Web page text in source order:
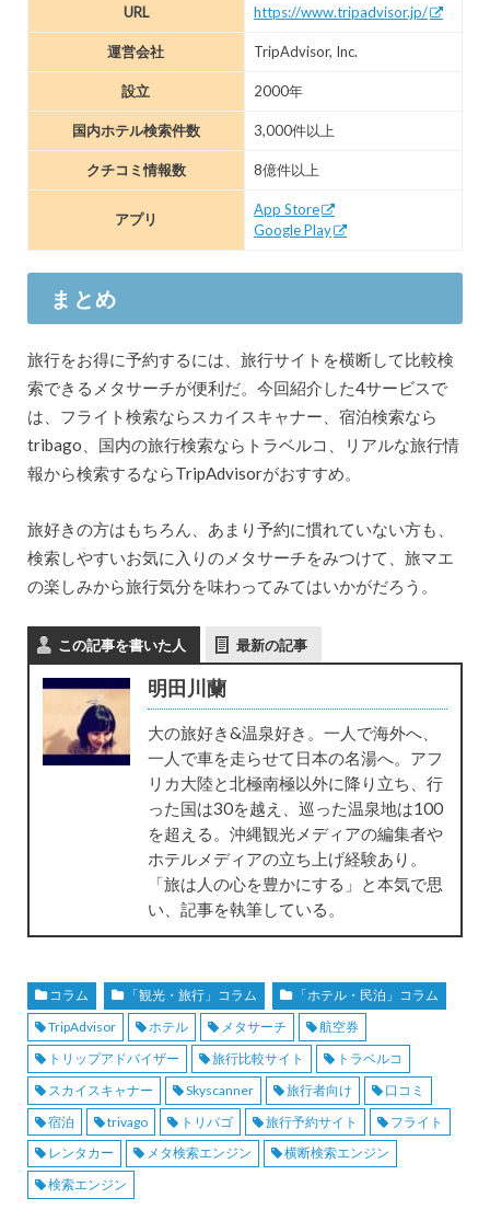
URL https://www.tripadvisor.jp/
運営会社 TripAdvisor, Inc.
設立 2000年
国内ホテル検索件数 3,000件以上
クチコミ情報数 8億件以上
アプリ
App Store
Google Play
まとめ
旅行をお得に予約するには、旅行サイトを横断して比較検
索できるメタサーチが便利だ。今回紹介した4サービスで
は、フライト検索ならスカイスキャナー、宿泊検索なら
tribago、国内の旅行検索ならトラベルコ、リアルな旅行情
報から検索するならTripAdvisorがおすすめ。
旅好きの方はもちろん、あまり予約に慣れていない方も、
検索しやすいお気に入りのメタサーチをみつけて、旅マエ
の楽しみから旅行気分を味わってみてはいかがだろう。
この記事を書いた人 最新の記事
明田川蘭
大の旅好き&温泉好き。一人で海外へ、
一人で車を走らせて日本の名湯へ。アフ
リカ大陸と北極南極以外に降り立ち、行
った国は30を越え、巡った温泉地は100
を超える。沖縄観光メディアの編集者や
ホテルメディアの立ち上げ経験あり。
「旅は人の心を豊かにする」と本気で思
い、記事を執筆している。
コラム 「観光・旅行」コラム
「ホテル・民泊」コラム
TripAdvisor
ホテル メタサーチ
航空券
トリップアドバイザー
旅行比較サイト
トラベルコ
スカイスキャナー
Skyscanner 旅行者向け
口コミ
宿泊
trivago トリバゴ 旅行予約サイト
フライト
レンタカー
メタ検索エンジン
横断検索エンジン
検索エンジン